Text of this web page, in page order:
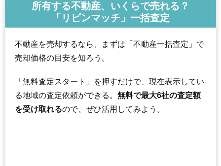
所有する不動産、いくらで売れる？
「リビンマッチ」一括査定
不動産を売却するなら、まずは「不動産一括査定」で
売却価格の目安を知ろう。
「無料査定スタート」を押すだけで、現在表示してい
る地域の査定依頼ができる。 無料で最大6社の査定額
を受け取れるので、ぜひ活用してみよう。